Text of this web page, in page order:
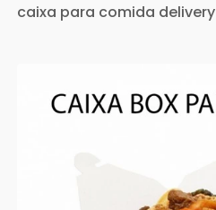
caixa para comida delivery